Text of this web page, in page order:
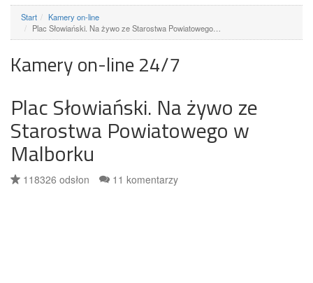
Start
Kamery on-line
Plac Słowiański. Na żywo ze Starostwa Powiatowego…
Kamery on-line 24/7
Plac Słowiański. Na żywo ze
Starostwa Powiatowego w
Malborku
118326 odsłon 11 komentarzy